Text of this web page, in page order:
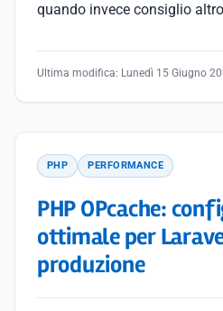
quando invece consiglio
Ultima modifica: Lunedì 15 Giugno
PHP PERFORMANCE
PHP OPcache:
ottimale per
produzione